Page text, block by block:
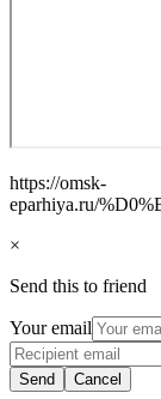
https://omsk-
eparhiya.ru/
×
Send this to friend
Your email
Send Cancel